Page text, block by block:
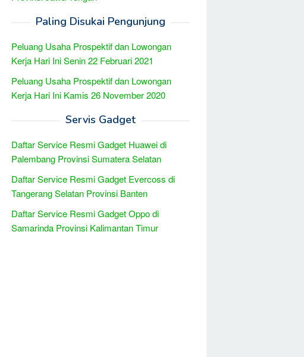
Paling Disukai Pengunjung
Peluang Usaha Prospektif dan Lowongan
Kerja Hari Ini Senin 22 Februari 2021
Peluang Usaha Prospektif dan Lowongan
Kerja Hari Ini Kamis 26 November 2020
Servis Gadget
Daftar Service Resmi Gadget Huawei di
Palembang Provinsi Sumatera Selatan
Daftar Service Resmi Gadget Evercoss di
Tangerang Selatan Provinsi Banten
Daftar Service Resmi Gadget Oppo di
Samarinda Provinsi Kalimantan Timur